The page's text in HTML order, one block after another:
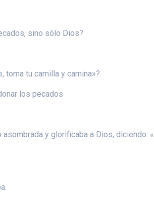
sino sólo Dios?
toma tu camilla y camina»?
los pecados
y glorificaba a Dios, diciendo: